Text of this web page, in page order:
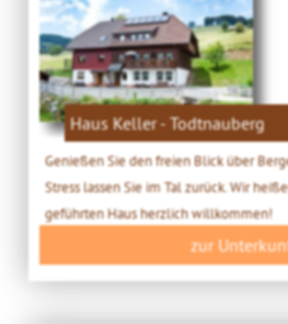
Haus Keller - Todtnauberg
Genießen Sie den freien Blick über
Stress lassen Sie im Tal zurück. Wir
geführten Haus herzlich willkommen!
zur